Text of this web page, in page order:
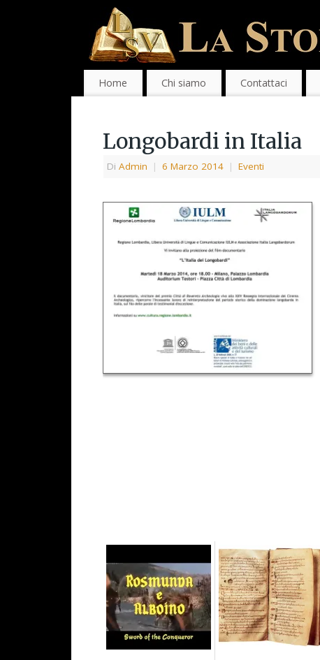
Home Chi siamo Contattaci
Longobardi in Italia
Di Admin | 6 Marzo 2014 | Eventi